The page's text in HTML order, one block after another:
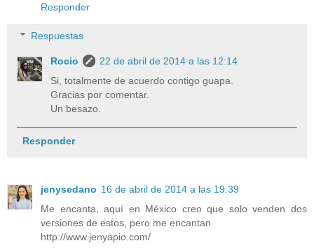
Responder
Respuestas
Rocio
22 de abril de 2014 a las 12:14
Si, totalmente de acuerdo contigo guapa.
Gracias por comentar.
Un besazo.
Responder
jenysedano 16 de abril de 2014 a las 19:39
Me encanta, aquí en México creo que solo venden dos
versiones de estos, pero me encantan
http://www.jenyapio.com/